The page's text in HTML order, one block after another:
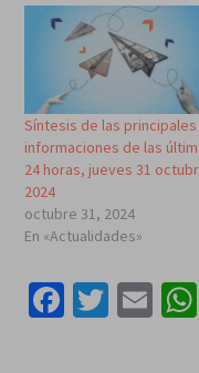
Síntesis de las principales
informaciones de las
24 horas, jueves 31
2024
octubre 31, 2024
En «Actualidades»
Facebook